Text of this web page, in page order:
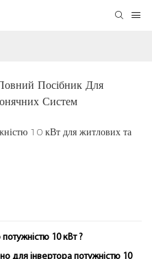
Посібник Для
Систем
10 кВт для житлових та
10 кВт ?
для інвертора потужністю 10